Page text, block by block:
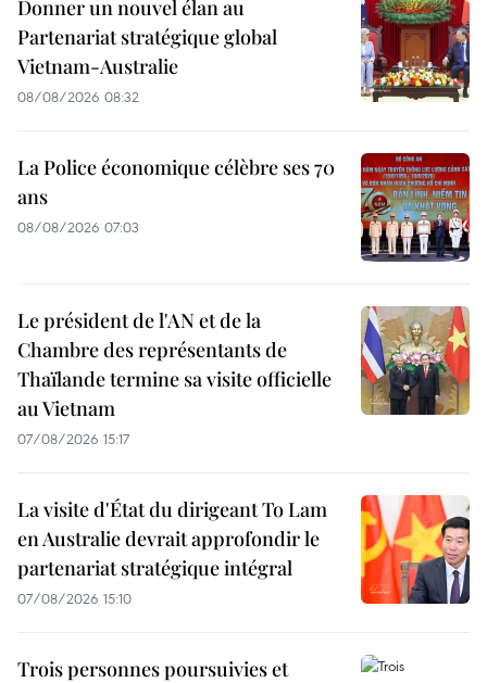
Donner un nouvel élan au
Partenariat stratégique global
Vietnam-Australie
08/08/2026 08:32
La Police économique célèbre ses 70
ans
08/08/2026 07:03
Le président de l'AN et de la
Chambre des représentants de
Thaïlande termine sa visite officielle
au Vietnam
07/08/2026 15:17
La visite d'État du dirigeant To Lam
en Australie devrait approfondir le
partenariat stratégique intégral
07/08/2026 15:10
Trois personnes poursuivies et